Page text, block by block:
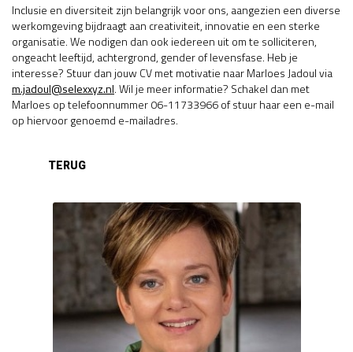
Inclusie en diversiteit zijn belangrijk voor ons, aangezien een diverse
werkomgeving bijdraagt aan creativiteit, innovatie en een sterke
organisatie. We nodigen dan ook iedereen uit om te solliciteren,
ongeacht leeftijd, achtergrond, gender of levensfase. Heb je
interesse? Stuur dan jouw CV met motivatie naar Marloes Jadoul via
m.jadoul@selexxyz.nl. Wil je meer informatie? Schakel dan met
Marloes op telefoonnummer 06-11733966 of stuur haar een e-mail
op hiervoor genoemd e-mailadres.